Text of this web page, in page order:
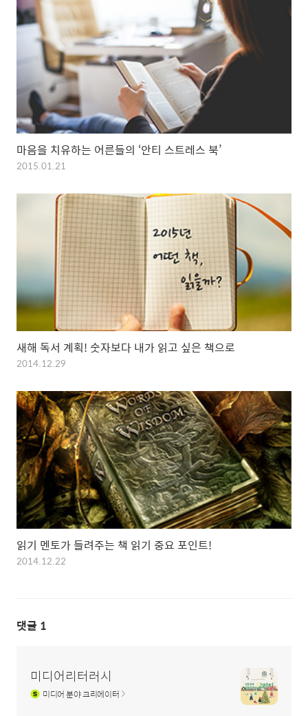
마음을 치유하는 어른들의 ‘안티 스트레스 북’
2015.01.21
새해 독서 계획! 숫자보다 내가 읽고 싶은 책으로
2014.12.29
읽기 멘토가 들려주는 책 읽기 중요 포인트!
2014.12.22
댓글 1
미디어리터러시
미디어분야 크리에이터